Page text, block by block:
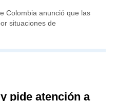
Colombia anunció que las
situaciones de
pide atención a